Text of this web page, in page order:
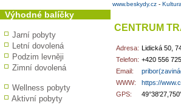
Výhodné balíčky
Jarní pobyty
Letní dovolená
Podzim levněji
Zimní dovolená
Wellness pobyty
Aktivní pobyty
www.beskydy.cz - Kultura
CENTRUM
Adresa: Lidická 50,
Telefon: +420 556
Email:
WWW:
https://
GPS: